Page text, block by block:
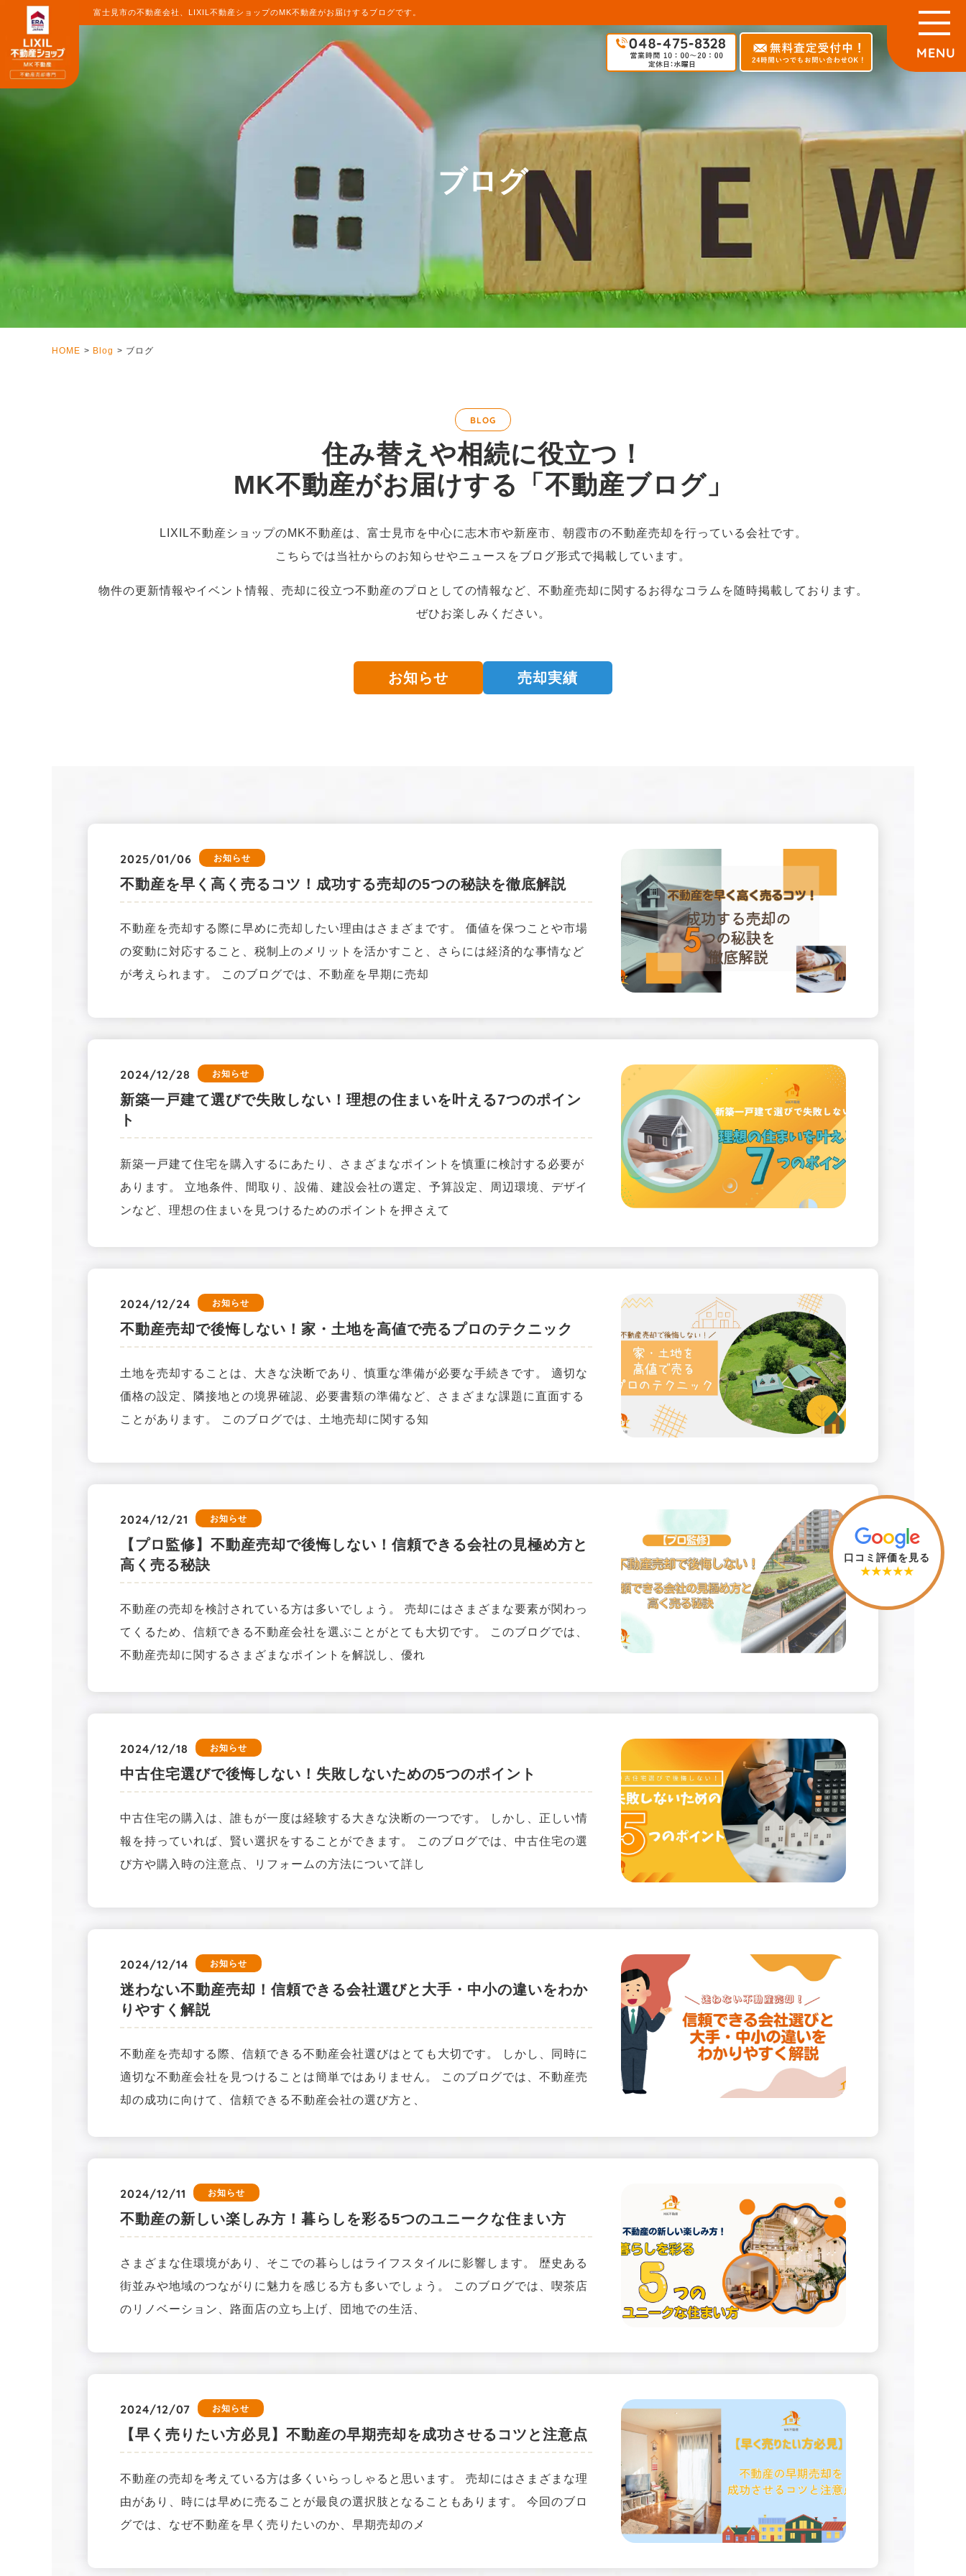
口コミ評価を見る
★★★★★
富士見市の不動産会社、LIXIL不動産ショップのMK不動産がお届けするブログです。
ブログ
HOME Blog ブログ
BLOG
住み替えや相続に役立つ！
MK不動産がお届けする「不動産ブログ」
LIXIL不動産ショップのMK不動産は、富士見市を中心に志木市や新座市、朝霞市の不動産売却を行っている会社です。
こちらでは当社からのお知らせやニュースをブログ形式で掲載しています。
物件の更新情報やイベント情報、売却に役立つ不動産のプロとしての情報など、不動産売却に関するお得なコラムを随時掲載しております。
ぜひお楽しみください。
お知らせ 売却実績
2025/01/06 お知らせ
不動産を早く高く売るコツ！成功する売却の5つの秘訣を徹底解説
不動産を売却する際に早めに売却したい理由はさまざまです。 価値を保つことや市場
の変動に対応すること、税制上のメリットを活かすこと、さらには経済的な事情など
が考えられます。 このブログでは、不動産を早期に売却
2024/12/28 お知らせ
新築一戸建て選びで失敗しない！理想の住まいを叶える7つのポイン
ト
新築一戸建て住宅を購入するにあたり、さまざまなポイントを慎重に検討する必要が
あります。 立地条件、間取り、設備、建設会社の選定、予算設定、周辺環境、デザイ
ンなど、理想の住まいを見つけるためのポイントを押さえて
2024/12/24 お知らせ
不動産売却で後悔しない！家・土地を高値で売るプロのテクニック
土地を売却することは、大きな決断であり、慎重な準備が必要な手続きです。 適切な
価格の設定、隣接地との境界確認、必要書類の準備など、さまざまな課題に直面する
ことがあります。 このブログでは、土地売却に関する知
2024/12/21 お知らせ
【プロ監修】不動産売却で後悔しない！信頼できる会社の見極め方と
高く売る秘訣
不動産の売却を検討されている方は多いでしょう。 売却にはさまざまな要素が関わっ
てくるため、信頼できる不動産会社を選ぶことがとても大切です。 このブログでは、
不動産売却に関するさまざまなポイントを解説し、優れ
2024/12/18 お知らせ
中古住宅選びで後悔しない！失敗しないための5つのポイント
中古住宅の購入は、誰もが一度は経験する大きな決断の一つです。 しかし、正しい情
報を持っていれば、賢い選択をすることができます。 このブログでは、中古住宅の選
び方や購入時の注意点、リフォームの方法について詳し
2024/12/14 お知らせ
迷わない不動産売却！信頼できる会社選びと大手・中小の違いをわか
りやすく解説
不動産を売却する際、信頼できる不動産会社選びはとても大切です。 しかし、同時に
適切な不動産会社を見つけることは簡単ではありません。 このブログでは、不動産売
却の成功に向けて、信頼できる不動産会社の選び方と、
2024/12/11 お知らせ
不動産の新しい楽しみ方！暮らしを彩る5つのユニークな住まい方
さまざまな住環境があり、そこでの暮らしはライフスタイルに影響します。 歴史ある
街並みや地域のつながりに魅力を感じる方も多いでしょう。 このブログでは、喫茶店
のリノベーション、路面店の立ち上げ、団地での生活、
2024/12/07 お知らせ
【早く売りたい方必見】不動産の早期売却を成功させるコツと注意点
不動産の売却を考えている方は多くいらっしゃると思います。 売却にはさまざまな理
由があり、時には早めに売ることが最良の選択肢となることもあります。 今回のブロ
グでは、なぜ不動産を早く売りたいのか、早期売却のメ